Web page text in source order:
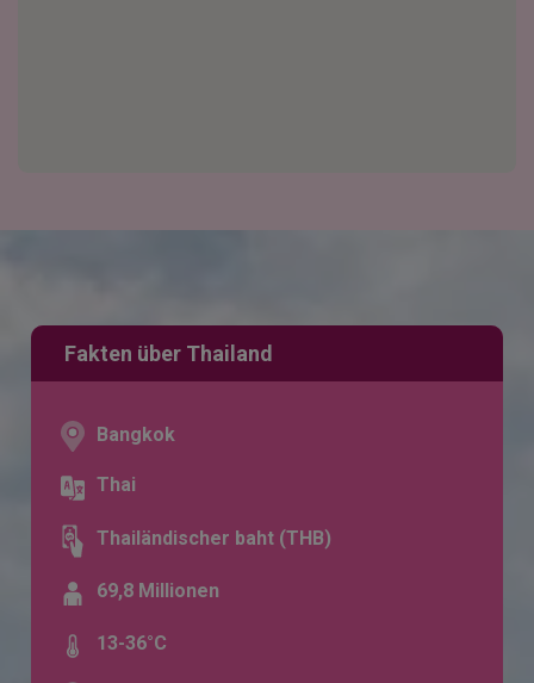
Fakten über Thailand
Bangkok
Thai
Thailändischer baht (THB)
69,8 Millionen
13-36°C